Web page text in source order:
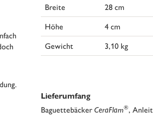
Breite
28 cm
Höhe
4 cm
Gewicht
3,10 kg
Lieferumfang
BaguettebäckerCeraFlam®,